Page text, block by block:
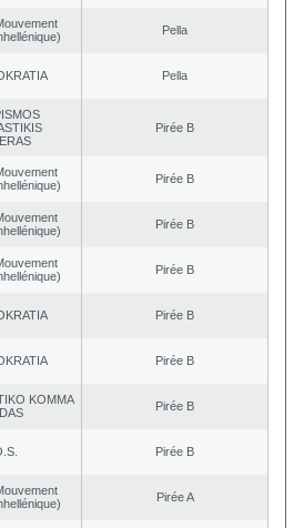
Pella
Pella
Pirée B
Pirée B
Pirée B
Pirée B
Pirée B
Pirée B
KOMMA
Pirée B
Pirée B
Pirée A